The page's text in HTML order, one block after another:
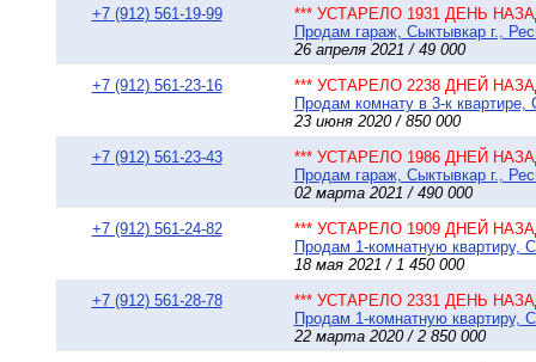
+7 (912) 561-19-99
*** УСТАРЕЛО 1931 ДЕНЬ
Продам гараж, Сыктывкар г.,
26 апреля 2021 / 49 000
+7 (912) 561-23-16
*** УСТАРЕЛО 2238 ДНЕЙ
Продам комнату в 3-к квартире,
23 июня 2020 / 850 000
+7 (912) 561-23-43
*** УСТАРЕЛО 1986 ДНЕЙ
Продам гараж, Сыктывкар г.,
02 марта 2021 / 490 000
+7 (912) 561-24-82
*** УСТАРЕЛО 1909 ДНЕЙ
Продам 1-комнатную квартиру,
18 мая 2021 / 1 450 000
+7 (912) 561-28-78
*** УСТАРЕЛО 2331 ДЕНЬ
Продам 1-комнатную квартиру,
22 марта 2020 / 2 850 000